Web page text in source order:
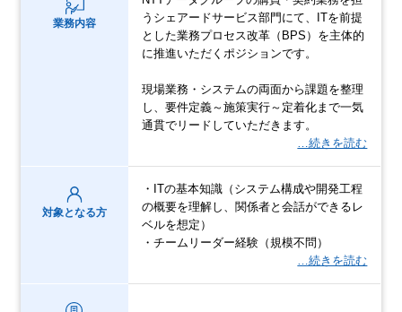
業務内容
うシェアードサービス部門にて、ITを前提
とした業務プロセス改革（BPS）を主体的
に推進いただくポジションです。
現場業務・システムの両面から課題を整理
し、要件定義～施策実行～定着化まで一気
通貫でリードしていただきます。
…続きを読む
対象となる方
・ITの基本知識（システム構成や開発工程
の概要を理解し、関係者と会話ができるレ
ベルを想定）
・チームリーダー経験（規模不問）
…続きを読む